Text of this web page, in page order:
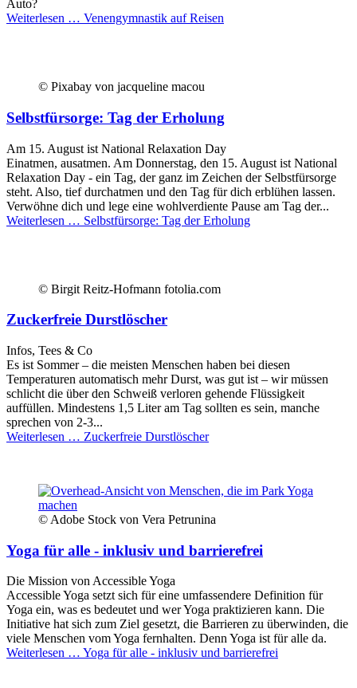
Auto?
Weiterlesen … Venengymnastik auf Reisen
© Pixabay von jacqueline macou
Selbstfürsorge: Tag der Erholung
Am 15. August ist National Relaxation Day
Einatmen, ausatmen. Am Donnerstag, den 15. August ist National
Relaxation Day - ein Tag, der ganz im Zeichen der Selbstfürsorge
steht. Also, tief durchatmen und den Tag für dich erblühen lassen.
Verwöhne dich und lege eine wohlverdiente Pause am Tag der...
Weiterlesen … Selbstfürsorge: Tag der Erholung
© Birgit Reitz-Hofmann fotolia.com
Zuckerfreie Durstlöscher
Infos, Tees & Co
Es ist Sommer – die meisten Menschen haben bei diesen
Temperaturen automatisch mehr Durst, was gut ist – wir müssen
schlicht die über den Schweiß verloren gehende Flüssigkeit
auffüllen. Mindestens 1,5 Liter am Tag sollten es sein, manche
sprechen von 2-3...
Weiterlesen … Zuckerfreie Durstlöscher
© Adobe Stock von Vera Petrunina
Yoga für alle - inklusiv und barrierefrei
Die Mission von Accessible Yoga
Accessible Yoga setzt sich für eine umfassendere Definition für
Yoga ein, was es bedeutet und wer Yoga praktizieren kann. Die
Initiative hat sich zum Ziel gesetzt, die Barrieren zu überwinden, die
viele Menschen vom Yoga fernhalten. Denn Yoga ist für alle da.
Weiterlesen … Yoga für alle - inklusiv und barrierefrei